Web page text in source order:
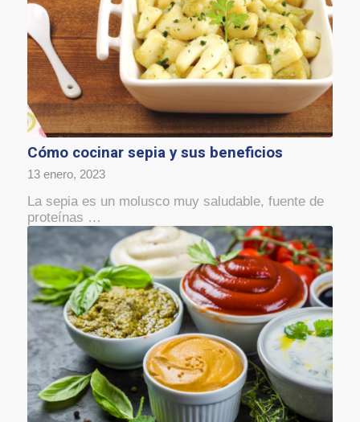
Cómo cocinar sepia y sus beneficios
13 enero, 2023
La sepia es un molusco muy saludable, fuente de
proteínas …